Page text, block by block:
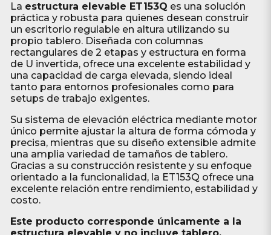
La estructura elevable ET153Q es una solución
práctica y robusta para quienes desean construir
un escritorio regulable en altura utilizando su
propio tablero. Diseñada con columnas
rectangulares de 2 etapas y estructura en forma
de U invertida, ofrece una excelente estabilidad y
una capacidad de carga elevada, siendo ideal
tanto para entornos profesionales como para
setups de trabajo exigentes.
Su sistema de elevación eléctrica mediante motor
único permite ajustar la altura de forma cómoda y
precisa, mientras que su diseño extensible admite
una amplia variedad de tamaños de tablero.
Gracias a su construcción resistente y su enfoque
orientado a la funcionalidad, la ET153Q ofrece una
excelente relación entre rendimiento, estabilidad y
costo.
Este producto corresponde únicamente a la